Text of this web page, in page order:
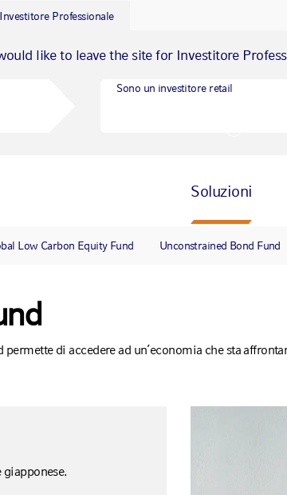
Investitore Professionale
like to leave the site for Investitore
Sono un investitore retail
Soluzioni
Low Carbon Equity Fund Unconstrained Bond Fund
permette di accedere ad un’economia che sta